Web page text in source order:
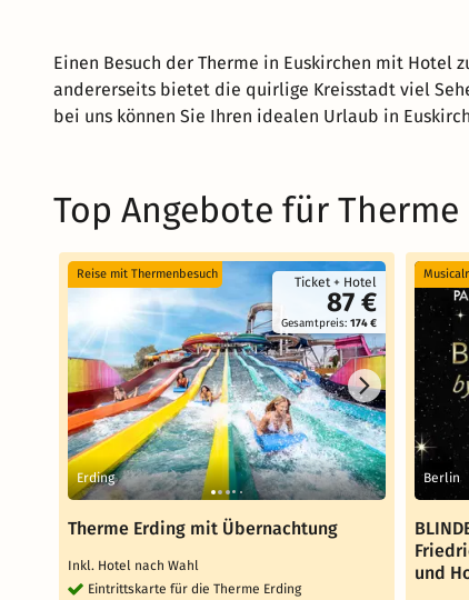
Einen Besuch der Therme in Euskirchen mit Hotel
andererseits bietet die quirlige Kreisstadt viel
bei uns können Sie Ihren idealen Urlaub in
Top Angebote für
Ticket + Hotel
87 €
Gesamtpreis: 174 €
Reise mit Thermenbesuch
Erding
Therme Erding mit Übernachtung
Inkl. Hotel nach Wahl
Eintrittskarte für die Therme Erding
Berlin
und